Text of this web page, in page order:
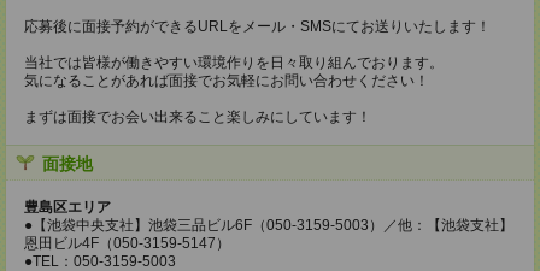
応募後に面接予約ができるURLをメール・SMSにてお送りいたします！
当社では皆様が働きやすい環境作りを日々取り組んでおります。
気になることがあれば面接でお気軽にお問い合わせください！
まずは面接でお会い出来ること楽しみにしています！
面接地
豊島区エリア
●【池袋中央支社】池袋三品ビル6F（050-3159-5003）／他：【池袋支社】
恩田ビル4F（050-3159-5147）
●TEL：050-3159-5003